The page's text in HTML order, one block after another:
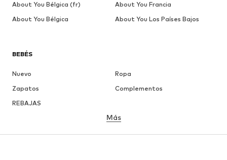
BEBÉS
Nuevo
Ropa
Zapatos
Complementos
REBAJAS
Más
About You Bélgica (fr)
About You Francia
About You Bélgica
About You Los Países Bajos